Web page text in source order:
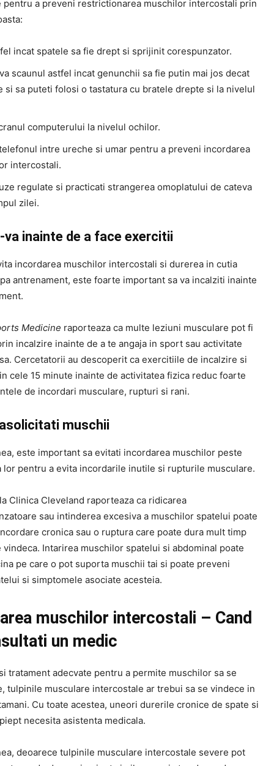
pentru a preveni restrictionarea muschilor intercostali prin
incat spatele sa fie drept si sprijinit corespunzator.
scaunul astfel incat genunchii sa fie putin mai jos decat
si sa puteti folosi o tastatura cu bratele drepte si la nivelul
computerului la nivelul ochilor.
intre ureche si umar pentru a preveni incordarea
intercostali.
regulate si practicati strangerea omoplatului de cateva
zilei.
inainte de a face exercitii
incordarea muschilor intercostali si durerea in cutia
antrenament, este foarte important sa va incalziti inainte
Medicine raporteaza ca multe leziuni musculare pot fi
incalzire inainte de a te angaja in sport sau activitate
Cercetatorii au descoperit ca exercitiile de incalzire si
cele 15 minute inainte de activitatea fizica reduc foarte
de incordari musculare, rupturi si rani.
muschii
este important sa evitati incordarea muschilor peste
lor pentru a evita incordarile inutile si rupturile musculare.
Clinica Cleveland raporteaza ca ridicarea
sau intinderea excesiva a muschilor spatelui poate
cronica sau o ruptura care poate dura mult timp
vindeca. Intarirea muschilor spatelui si abdominal poate
pe care o pot suporta muschii tai si poate preveni
si simptomele asociate acesteia.
muschilor intercostali – Cand
un medic
tratament adecvate pentru a permite muschilor sa se
tulpinile musculare intercostale ar trebui sa se vindece in
Cu toate acestea, uneori durerile cronice de spate si
necesita asistenta medicala.
deoarece tulpinile musculare intercostale severe pot